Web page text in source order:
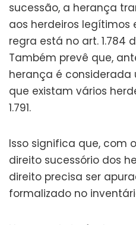
sucessão, a herança
aos herdeiros legítimos
regra está no art. 1.784
Também prevê que,
herança é
que existam vários
1.791.
Isso significa que, com
direito sucessório dos
direito precisa ser
formalizado no